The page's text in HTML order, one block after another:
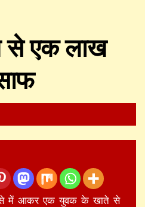
एक लाख
में आकर एक युवक के खाते से